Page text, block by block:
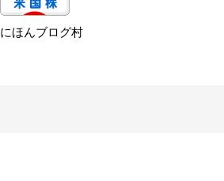
にほんブログ村